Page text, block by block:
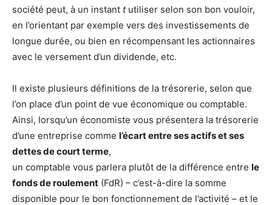
société peut, à un instant tutiliser selon son bon vouloir,
en l’orientant par exemple vers des investissements de
longue durée, ou bien en récompensant les actionnaires
avec le versement d’un dividende, etc.
Il existe plusieurs définitions de la trésorerie, selon que
l’on place d’un point de vue économique ou comptable.
Ainsi, lorsqu’un économiste vous présentera la trésorerie
d’une entreprise comme l’écart entre ses actifs et ses
dettes de court terme,
un comptable vous parlera plutôt de la différence entre le
fonds de roulement (FdR) – c’est-à-dire la somme
disponible pour le bon fonctionnement de l’activité – et le